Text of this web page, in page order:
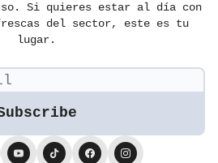
Si quieres estar al día con
del sector, este es tu
lugar.